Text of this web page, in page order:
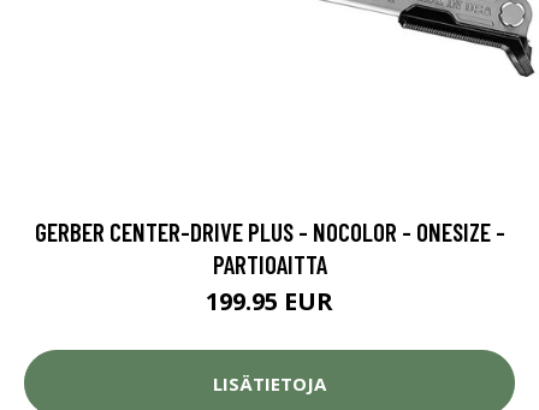
GERBER CENTER-DRIVE PLUS - NOCOLOR - ONESIZE -
PARTIOAITTA
199.95 EUR
LISÄTIETOJA